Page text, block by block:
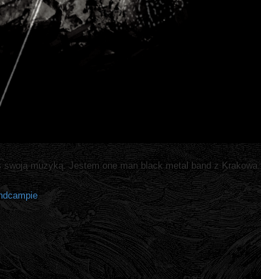
muzyką. Jestem one man black metal band z Krakowa.
.